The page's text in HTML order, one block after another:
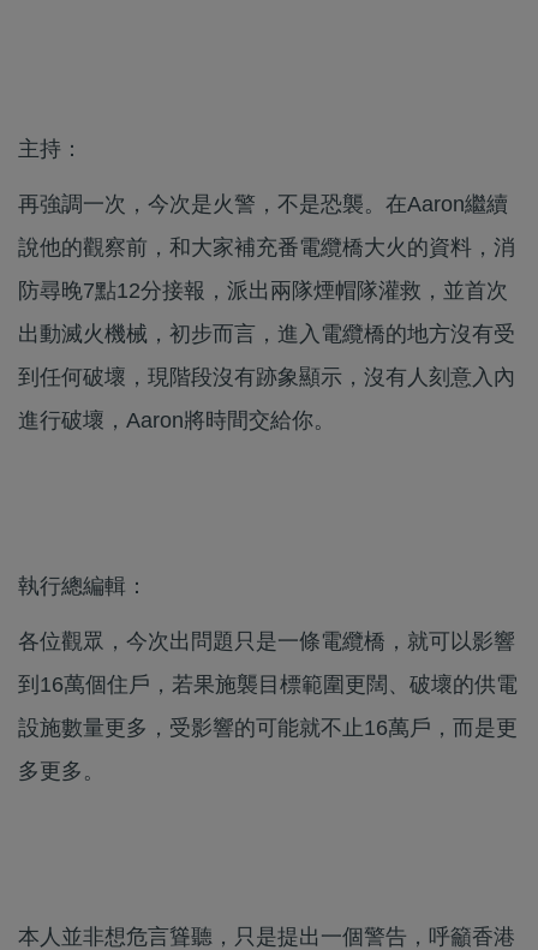
主持：
再強調一次，今次是火警，不是恐襲。在Aaron繼續
說他的觀察前，和大家補充番電纜橋大火的資料，消
防尋晚7點12分接報，派出兩隊煙帽隊灌救，並首次
出動滅火機械，初步而言，進入電纜橋的地方沒有受
到任何破壞，現階段沒有跡象顯示，沒有人刻意入內
進行破壞，Aaron將時間交給你。
執行總編輯：
各位觀眾，今次出問題只是一條電纜橋，就可以影響
到16萬個住戶，若果施襲目標範圍更闊、破壞的供電
設施數量更多，受影響的可能就不止16萬戶，而是更
多更多。
本人並非想危言聳聽，只是提出一個警告，呼籲香港